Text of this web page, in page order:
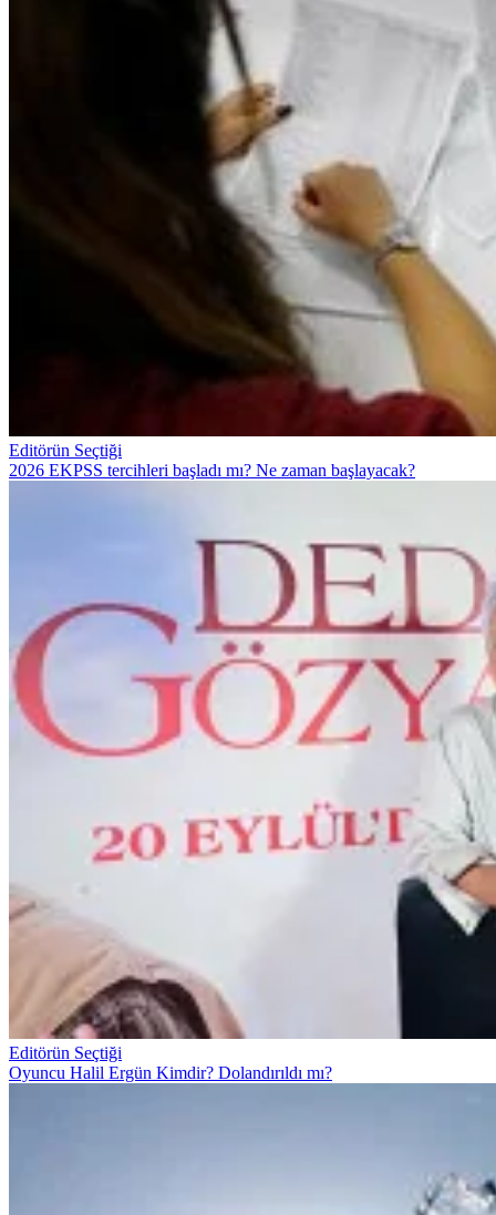
Editörün Seçtiği
2026 EKPSS tercihleri başladı mı? Ne zaman başlayacak?
Editörün Seçtiği
Oyuncu Halil Ergün Kimdir? Dolandırıldı mı?